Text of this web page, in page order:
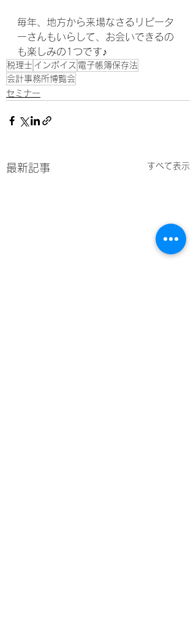
毎年、地方から来場なさるリピータ
ーさんもいらして、お会いできるの
も楽しみの1つです♪
税理士 インボイス 電子帳簿保存法
会計事務所博覧会
セミナー
最新記事 すべて表示